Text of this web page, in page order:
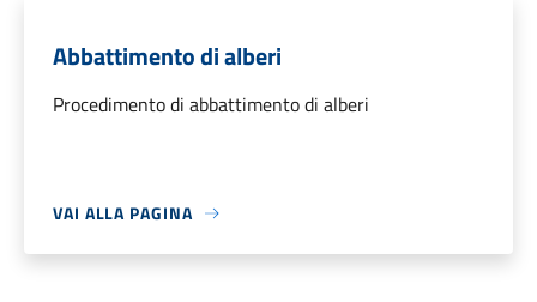
Abbattimento di alberi
Procedimento di abbattimento di alberi
VAI ALLA PAGINA